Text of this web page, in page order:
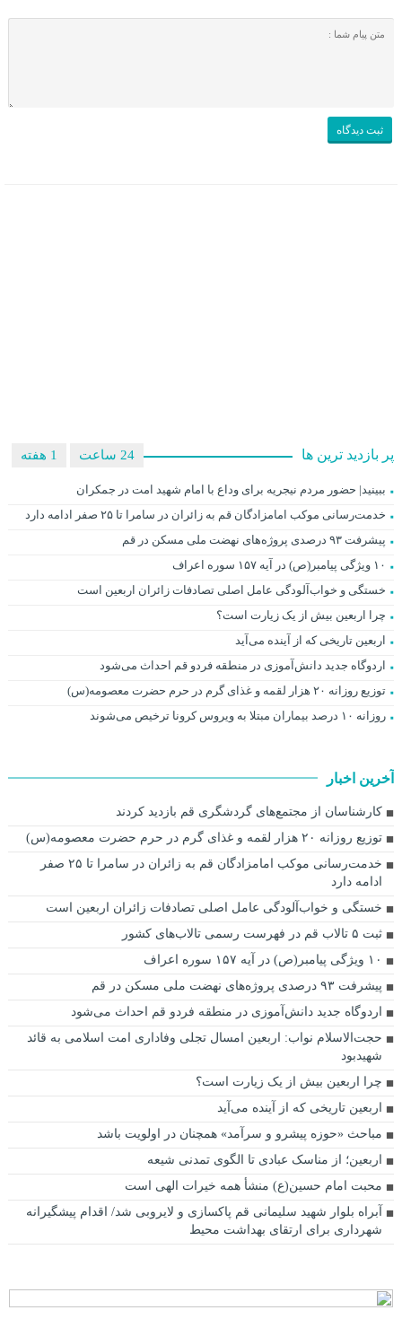
پر بازدید ترین ها 1 هفته 24 ساعت
ببینید| حضور مردم نیجریه برای وداع با امام شهید امت در جمکران
خدمت‌رسانی موکب امامزادگان قم به زائران در سامرا تا ۲۵ صفر ادامه دارد
پیشرفت ۹۳ درصدی پروژه‌های نهضت ملی مسکن در قم
۱۰ ویژگی پیامبر(ص) در آیه ۱۵۷ سوره اعراف
خستگی و خواب‌آلودگی عامل اصلی تصادفات زائران اربعین است
چرا اربعین بیش از یک زیارت است؟
اربعین تاریخی که از آینده می‌آید
اردوگاه جدید دانش‌آموزی در منطقه فردو قم احداث می‌شود
توزیع روزانه ۲۰ هزار لقمه و غذای گرم در حرم حضرت معصومه(س)
روزانه ۱۰ درصد بیماران مبتلا به ویروس کرونا ترخیص می‌شوند
آخرین اخبار
کارشناسان از مجتمع‌های گردشگری قم بازدید کردند
توزیع روزانه ۲۰ هزار لقمه و غذای گرم در حرم حضرت معصومه(س)
خدمت‌رسانی موکب امامزادگان قم به زائران در سامرا تا ۲۵ صفر
ادامه دارد
خستگی و خواب‌آلودگی عامل اصلی تصادفات زائران اربعین است
ثبت ۵ تالاب قم در فهرست رسمی تالاب‌های کشور
۱۰ ویژگی پیامبر(ص) در آیه ۱۵۷ سوره اعراف
پیشرفت ۹۳ درصدی پروژه‌های نهضت ملی مسکن در قم
اردوگاه جدید دانش‌آموزی در منطقه فردو قم احداث می‌شود
حجت‌الاسلام نواب: اربعین امسال تجلی وفاداری امت اسلامی به قائد
شهیدبود
چرا اربعین بیش از یک زیارت است؟
اربعین تاریخی که از آینده می‌آید
مباحث «حوزه پیشرو و سرآمد» همچنان در اولویت باشد
اربعین؛ از مناسک عبادی تا الگوی تمدنی شیعه
محبت امام حسین(ع) منشأ همه خیرات الهی است
آبراه بلوار شهید سلیمانی قم پاکسازی و لایروبی شد/ اقدام پیشگیرانه
شهرداری برای ارتقای بهداشت محیط